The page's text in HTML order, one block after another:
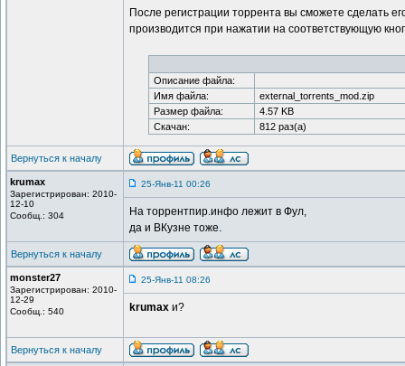
После регистрации торрента вы сможете сделать
производится при нажатии на соответствующую
Описание файла:
Имя файла:
external_torrents_mod.zip
Размер файла:
4.57 KB
Скачан:
812 раз(а)
Вернуться к началу
krumax
Зарегистрирован: 2010-
12-10
Сообщ.: 304
25-Янв-11 00:26
На торрентпир.инфо лежит в Фул,
да и ВКузне тоже.
Вернуться к началу
monster27
Зарегистрирован: 2010-
12-29
Сообщ.: 540
25-Янв-11 08:26
krumax и?
Вернуться к началу